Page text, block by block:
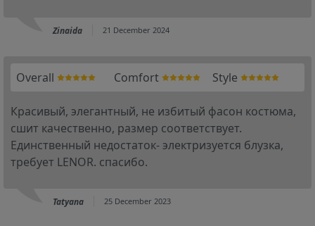
Zinaida 21 December 2024
Overall Comfort Style
Красивый, элегантный, не избитый фасон костюма,
сшит качественно, размер соответствует.
Единственный недостаток- электризуется блузка,
требует LENOR. спасибо.
Tatyana 25 December 2023